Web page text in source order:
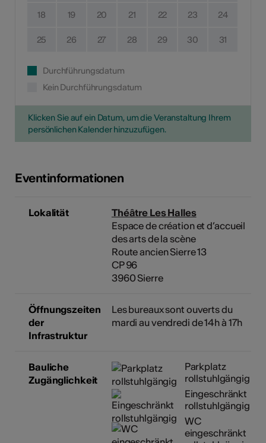
18 19 20 21 22 23 24
25 26 27 28 29 30 31
Durchführungsdatum
Kein Durchführungsdatum
Klicken Sie auf ein Datum, um die Veranstaltung Ihrem
persönlichen Kalender hinzuzufügen.
Eventinformationen
Lokalität
Théâtre Les Halles
Espace de création et d’accueil
des arts de la scène
Route ancien Sierre 13
CP 96
3960 Sierre
Öffnungszeiten
der
Infrastruktur
Les bureaux sont ouverts du
mardi au vendredi de 14h à 17h
Bauliche
Zugänglichkeit
Parkplatz
rollstuhlgängig
Eingeschränkt
rollstuhlgängig
WC
eingeschränkt